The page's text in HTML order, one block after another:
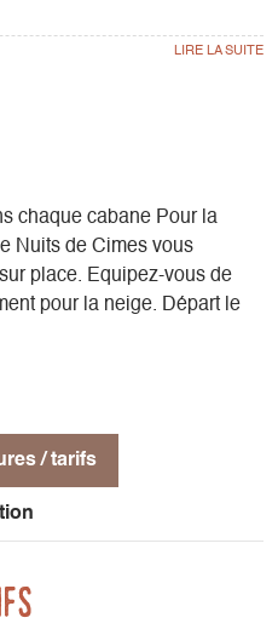
sèches. Terrasse
serviettes pour une
chaque cabane Pour la
Nuits de Cimes vous
place. Equipez-vous de
pour la neige. Départ le
/ tarifs